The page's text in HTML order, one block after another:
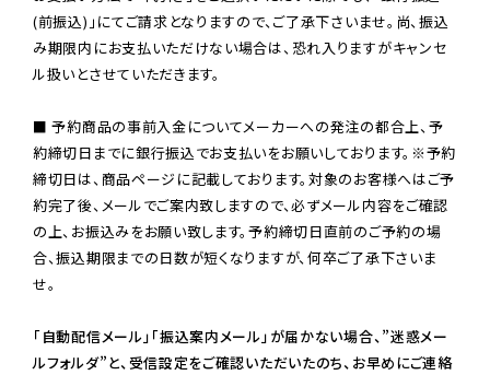
(前振込)」にてご請求となりますので、ご了承下さいませ。尚、振込
み期限内にお支払いただけない場合は、恐れ入りますがキャンセ
ル扱いとさせていただきます。
■ 予約商品の事前入金についてメーカーへの発注の都合上、予
約締切日までに銀行振込でお支払いをお願いしております。※予約
締切日は、商品ページに記載しております。対象のお客様へはご予
約完了後、メールでご案内致しますので、必ずメール内容をご確認
の上、お振込みをお願い致します。予約締切日直前のご予約の場
合、振込期限までの日数が短くなりますが、何卒ご了承下さいま
せ。
「自動配信メール」「振込案内メール」が届かない場合、”迷惑メー
ルフォルダ”と、受信設定をご確認いただいたのち、お早めにご連絡